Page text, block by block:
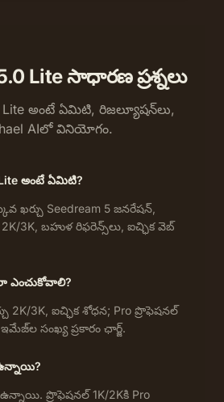
Lite సాధారణ ప్రశ్నలు
Lite అంటే ఏమిటి, రిజల్యూషన్‌లు,
AIలో వినియోగం.
అంటే ఏమిటి?
ఖర్చు Seedream 5 జనరేషన్,
3K, బహుళ రిఫరెన్స్‌లు, ఐచ్ఛిక వెబ్
ఎంచుకోవాలి?
2K/3K, ఐచ్ఛిక శోధన; Pro ప్రొఫెషనల్
ఇమేజ్‌ల సంఖ్య ప్రకారం ఛార్జ్.
ప్రొఫెషనల్ 1K/2Kకి Pro